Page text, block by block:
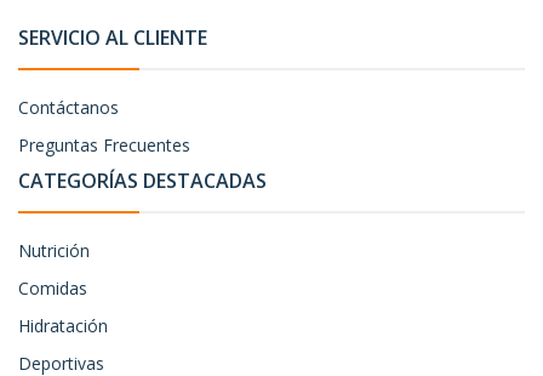
SERVICIO AL CLIENTE
Contáctanos
Preguntas Frecuentes
CATEGORÍAS DESTACADAS
Nutrición
Comidas
Hidratación
Deportivas